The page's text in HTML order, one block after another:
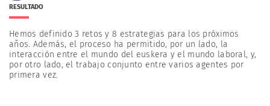
RESULTADO
Hemos definido 3 retos y 8 estrategias para los próximos
años. Además, el proceso ha permitido, por un lado, la
interacción entre el mundo del euskera y el mundo laboral, y,
por otro lado, el trabajo conjunto entre varios agentes por
primera vez.